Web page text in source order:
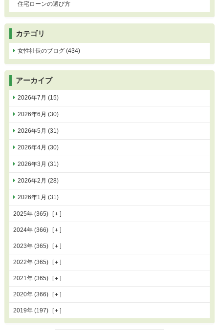
住宅ローンの選び方
カテゴリ
女性社長のブログ (434)
アーカイブ
2026年7月 (15)
2026年6月 (30)
2026年5月 (31)
2026年4月 (30)
2026年3月 (31)
2026年2月 (28)
2026年1月 (31)
2025年 (365)
2024年 (366)
2023年 (365)
2022年 (365)
2021年 (365)
2020年 (366)
2019年 (197)